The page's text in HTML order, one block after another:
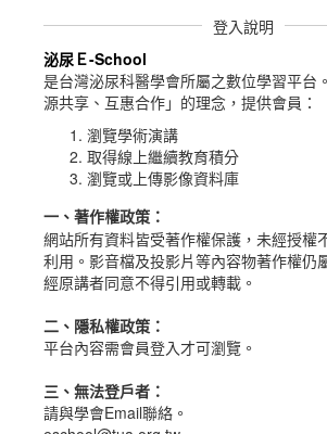
登入說明
泌尿Ｅ-School
是台灣泌尿科醫學會所屬之數位學習平台。
源共享、互惠合作」的理念，提供會員：
瀏覽學術演講
取得線上繼續教育積分
瀏覽或上傳影像資料庫
一、 著作權政策 ：
網站所有資料皆受著作權保護，未經授權
利用。影音檔及投影片等內容物著作權仍
經原講者同意不得引用或轉載。
二、隱私權政策：
平台內容需會員登入才可瀏覽。
三、無法登戶者：
請與學會Email聯絡。